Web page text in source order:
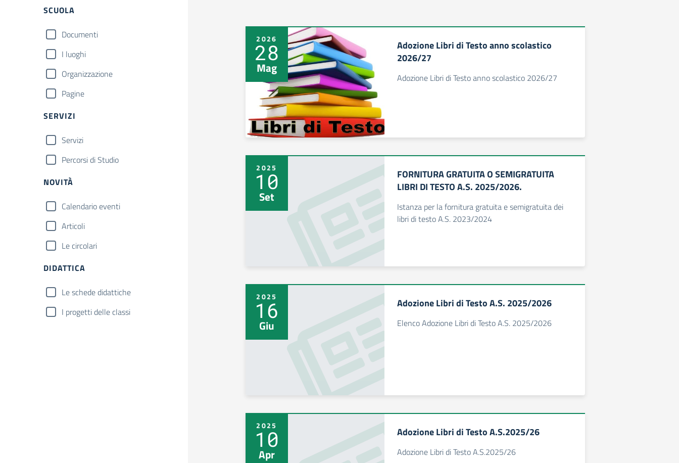
Filtri
SCUOLA
Documenti
I luoghi
Organizzazione
Pagine
SERVIZI
Servizi
Percorsi di Studio
NOVITÀ
Calendario eventi
Articoli
Le circolari
DIDATTICA
Le schede didattiche
I progetti delle classi
2026
28
Mag
Adozione Libri di Testo anno scolastico
2026/27
Adozione Libri di Testo anno scolastico 2026/27
2025
10
Set
FORNITURA GRATUITA O SEMIGRATUITA
LIBRI DI TESTO A.S. 2025/2026.
Istanza per la fornitura gratuita e semigratuita dei
libri di testo A.S. 2023/2024
2025
16
Giu
Adozione Libri di Testo A.S. 2025/2026
Elenco Adozione Libri di Testo A.S. 2025/2026
2025
10
Apr
Adozione Libri di Testo A.S.2025/26
Adozione Libri di Testo A.S.2025/26